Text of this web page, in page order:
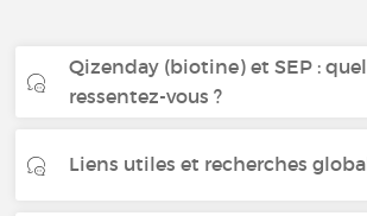
Qizenday (biotine) et SEP :
ressentez-vous ?
Liens utiles et recherches